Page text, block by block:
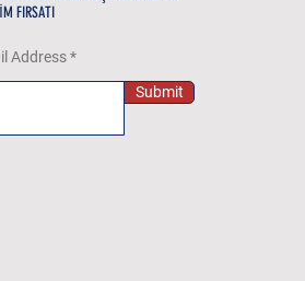
FIRSATI
Address
Submit